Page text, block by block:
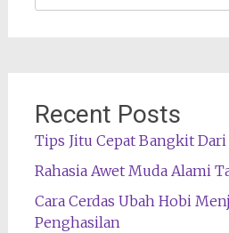
Recent Posts
Tips Jitu Cepat Bangkit Dari
Rahasia Awet Muda Alami
Cara Cerdas Ubah Hobi
Penghasilan